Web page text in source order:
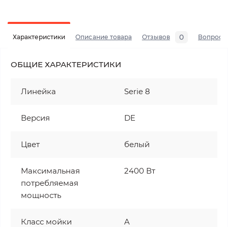
Характеристики Описание товара Отзывов 0 Вопросы
ОБЩИЕ ХАРАКТЕРИСТИКИ
Линейка Serie 8
Версия DE
Цвет белый
Максимальная
потребляемая
мощность
2400 Вт
Класс мойки A